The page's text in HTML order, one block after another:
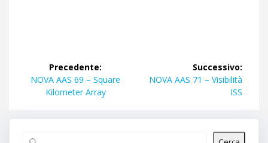
Navigazione
articoli
Precedente:
Articolo
precedente:
NOVA AAS 69 – Square
Kilometer Array
Successivo:
Articolo
NOVA AAS 71 – Visibilità
ISS